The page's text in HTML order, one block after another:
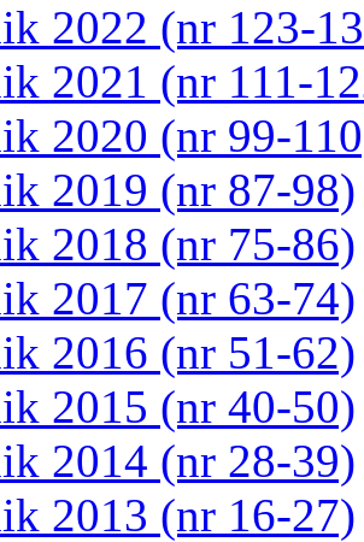
2022 (nr 123-
2021 (nr 111-
2020 (nr 99-
2019 (nr 87-98)
2018 (nr 75-86)
2017 (nr 63-74)
2016 (nr 51-62)
2015 (nr 40-50)
2014 (nr 28-39)
2013 (nr 16-27)